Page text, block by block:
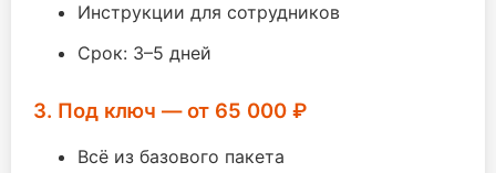
Инструкции для сотрудников
Срок: 3–5 дней
3. Под ключ — от 65 000 ₽
Всё из базового пакета